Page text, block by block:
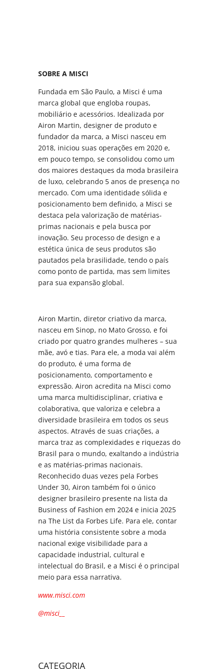
SOBRE A MISCI
Fundada em São Paulo, a Misci é uma
marca global que engloba roupas,
mobiliário e acessórios. Idealizada por
Airon Martin, designer de produto e
fundador da marca, a Misci nasceu em
2018, iniciou suas operações em 2020 e,
em pouco tempo, se consolidou como um
dos maiores destaques da moda brasileira
de luxo, celebrando 5 anos de presença no
mercado. Com uma identidade sólida e
posicionamento bem definido, a Misci se
destaca pela valorização de matérias-
primas nacionais e pela busca por
inovação. Seu processo de design e a
estética única de seus produtos são
pautados pela brasilidade, tendo o país
como ponto de partida, mas sem limites
para sua expansão global.
Airon Martin, diretor criativo da marca,
nasceu em Sinop, no Mato Grosso, e foi
criado por quatro grandes mulheres – sua
mãe, avó e tias. Para ele, a moda vai além
do produto, é uma forma de
posicionamento, comportamento e
expressão. Airon acredita na Misci como
uma marca multidisciplinar, criativa e
colaborativa, que valoriza e celebra a
diversidade brasileira em todos os seus
aspectos. Através de suas criações, a
marca traz as complexidades e riquezas do
Brasil para o mundo, exaltando a indústria
e as matérias-primas nacionais.
Reconhecido duas vezes pela Forbes
Under 30, Airon também foi o único
designer brasileiro presente na lista da
Business of Fashion em 2024 e inicia 2025
na The List da Forbes Life. Para ele, contar
uma história consistente sobre a moda
nacional exige visibilidade para a
capacidade industrial, cultural e
intelectual do Brasil, e a Misci é o principal
meio para essa narrativa.
www.misci.com
@misci__
CATEGORIA